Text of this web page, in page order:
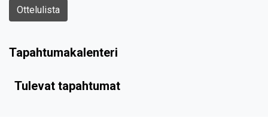
Ottelulista
Tapahtumakalenteri
Tulevat tapahtumat